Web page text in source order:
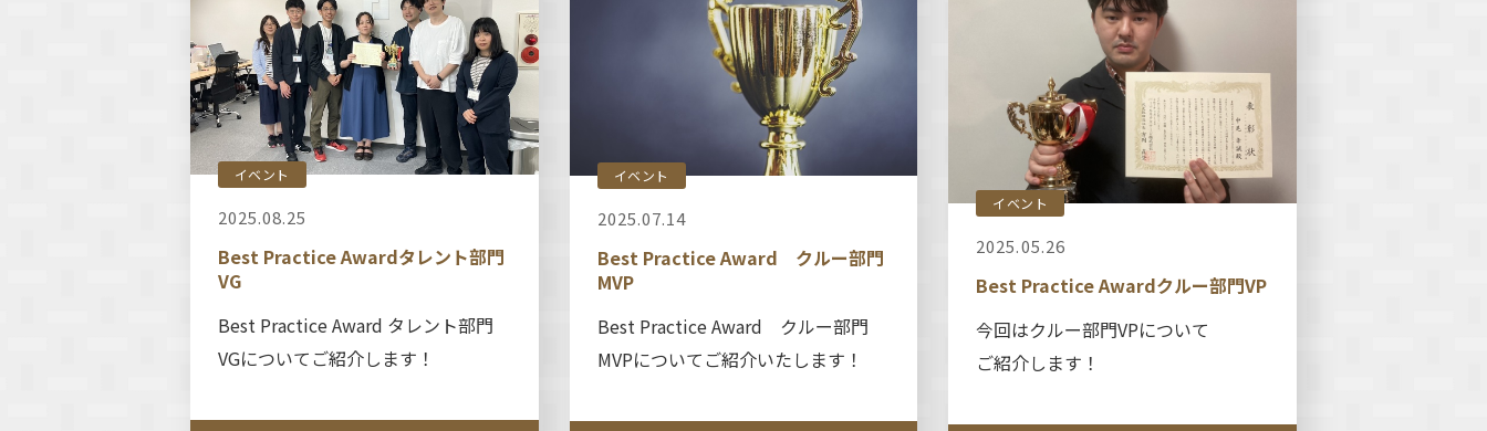
イベント
2025.08.25
Best Practice Awardタレント部門
VG
Best Practice Award タレント部門
VGについてご紹介します！
イベント
2025.07.14
Best Practice Award クルー部門
MVP
Best Practice Award クルー部門
MVPについてご紹介いたします！
イベント
2025.05.26
Best Practice Awardクルー部門VP
今回はクルー部門VPについて
ご紹介します！